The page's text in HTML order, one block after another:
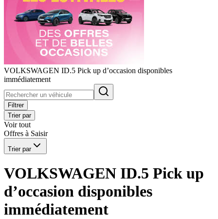
VOLKSWAGEN ID.5 Pick up d’occasion disponibles
immédiatement
Filtrer
Trier par
Voir tout
Offres à Saisir
Trier par
VOLKSWAGEN ID.5 Pick up
d’occasion disponibles
immédiatement